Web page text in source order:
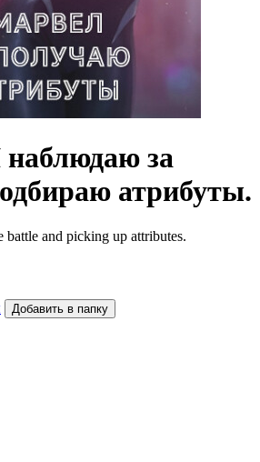
за
атрибуты.
and picking up attributes.
Добавить в папку